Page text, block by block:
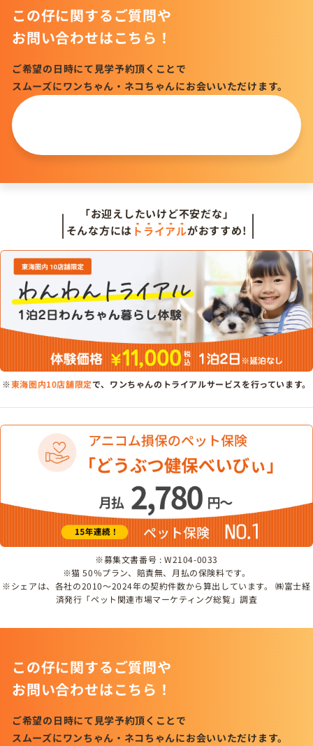
この仔に関するご質問や
お問い合わせはこちら！
ご希望の日時にて見学予約頂くことで
スムーズにワンちゃん・ネコちゃんにお会いいただけます。
「お迎えしたいけど不安だな」
そんな方には トライアルがおすすめ!
※東海圏内10店舗限定で、ワンちゃんのトライアルサービスを行っています。
※募集文書番号 : W2104-0033
※猫 50％プラン、賠責無、月払の保険料です。
※シェアは、各社の2010～2024年の契約件数から算出しています。 ㈱富士経
済発行「ペット関連市場マーケティング総覧」調査
この仔に関するご質問や
お問い合わせはこちら！
ご希望の日時にて見学予約頂くことで
スムーズにワンちゃん・ネコちゃんにお会いいただけます。